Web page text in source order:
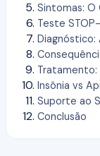
Sintomas:
Teste
Diagnóstico:
Tratamento:
Insônia vs
Suporte ao
Conclusão